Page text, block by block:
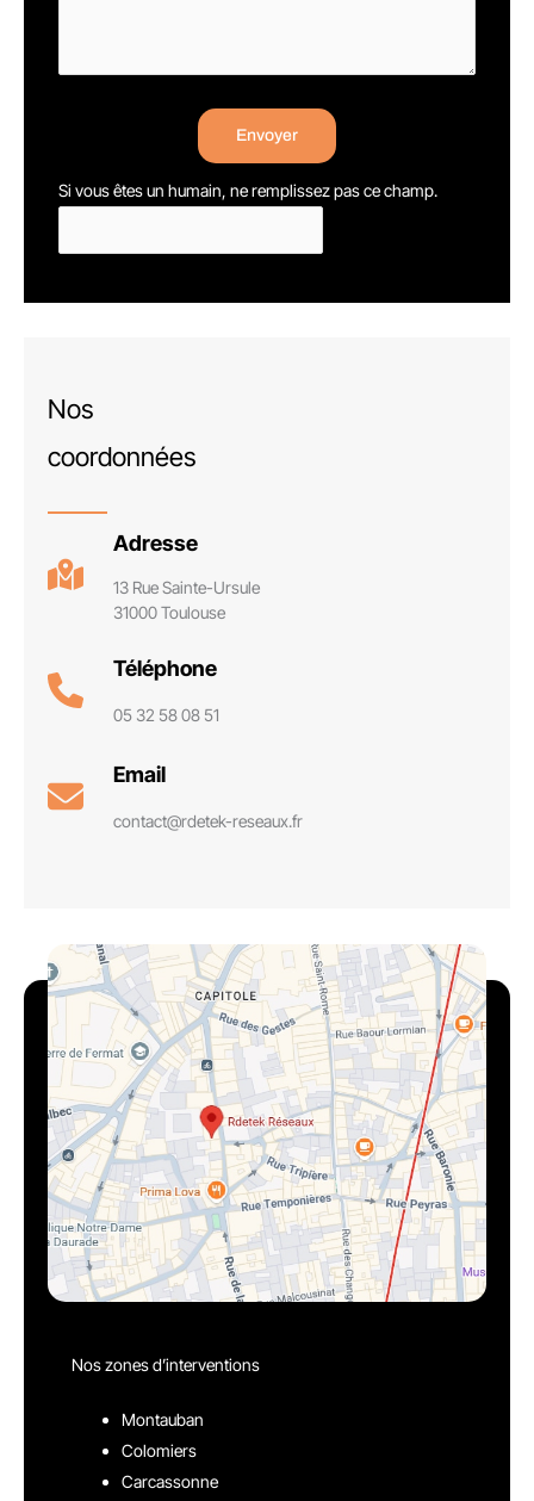
Envoyer
Si vous êtes un humain, ne remplissez pas ce champ.
Nos
coordonnées
Adresse
13 Rue Sainte-Ursule
31000 Toulouse
Téléphone
05 32 58 08 51
Email
contact@rdetek-reseaux.fr
Nos zones d’interventions
Montauban
Colomiers
Carcassonne